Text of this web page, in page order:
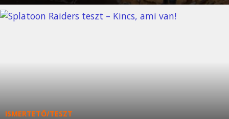
ISMERTETŐ/TESZT